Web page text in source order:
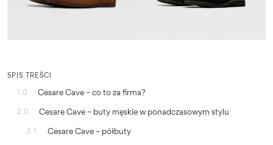
SPIS TREŚCI
1.0
Cesare Cave – co to za firma?
2.0 Cesare Cave – buty męskie w ponadczasowym stylu
2.1 Cesare Cave – półbuty